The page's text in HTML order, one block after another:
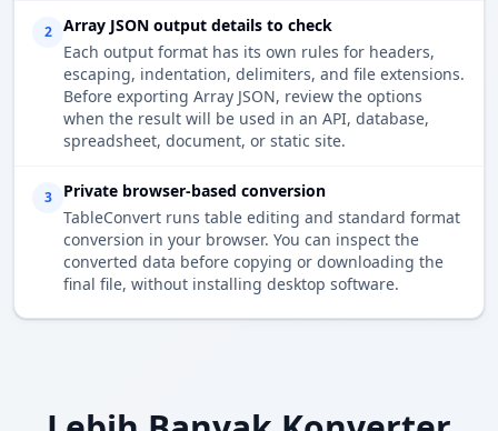
2
Array JSON output details to check
Each output format has its own rules for headers,
escaping, indentation, delimiters, and file extensions.
Before exporting Array JSON, review the options
when the result will be used in an API, database,
spreadsheet, document, or static site.
3
Private browser-based conversion
TableConvert runs table editing and standard format
conversion in your browser. You can inspect the
converted data before copying or downloading the
final file, without installing desktop software.